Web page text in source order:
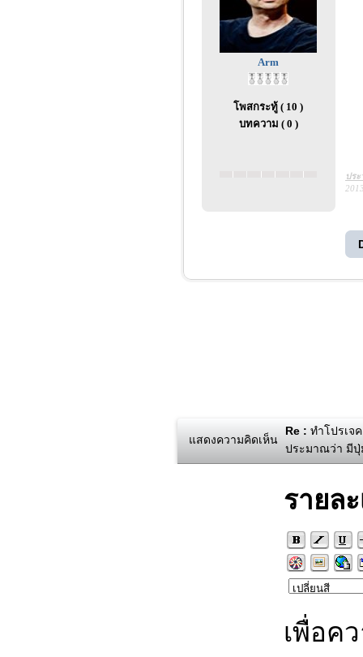
Arm
โพสกระทู้ ( 10 )
บทความ ( 0 )
ปร
แสดงความคิดเห็น
Re : ทำโปรเจ
ประมาณว่า มีปุ่
รายล
เพื่อค